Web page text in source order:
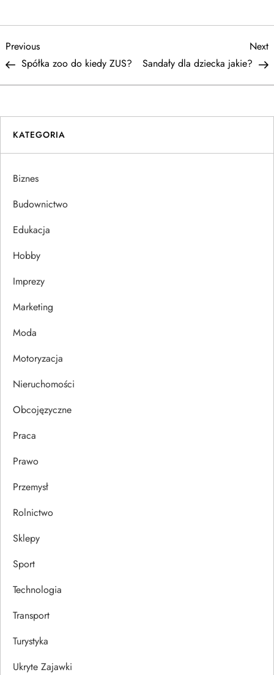
N
a
w
g
a
c
a
w
p
u
Previous
Post
Previous
Spółka zoo do kiedy ZUS?
Next
Sandały dla dziecka jakie?
KATEGORIA
Biznes
Budownictwo
Edukacja
Hobby
Imprezy
Marketing
Moda
Motoryzacja
Nieruchomości
Obcojęzyczne
Praca
Prawo
Przemysł
Rolnictwo
Sklepy
Sport
Technologia
Transport
Turystyka
Ukryte Zajawki